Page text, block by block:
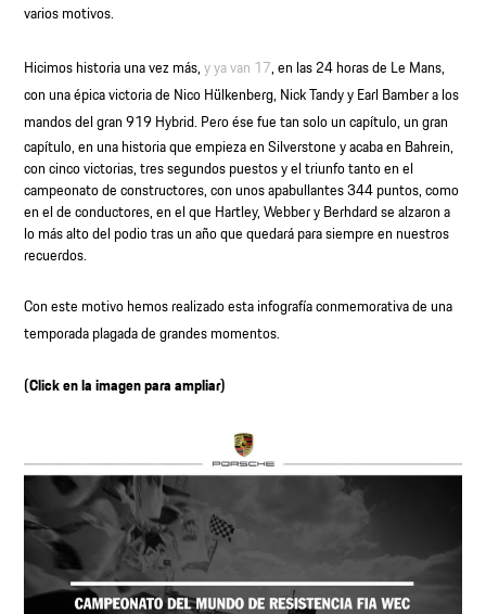
varios motivos.
Hicimos historia una vez más,y ya van 17, en las 24 horas de Le Mans,
con una épica victoria de Nico Hülkenberg, Nick Tandy y Earl Bamber a los
mandosdel gran 919 Hybrid. Pero ése fue tan solo un capítulo, un gran
capítulo, en una historia que empieza en Silverstone y acaba en Bahrein,
con cinco victorias, tres segundos puestos y el triunfo tanto en el
campeonato de constructores, con unos apabullantes 344 puntos, como
en el de conductores, en el que Hartley, Webber y Berhdard se alzaron a
lo más alto del podio tras un año que quedará para siempre en nuestros
recuerdos.
Con este motivo hemos realizado esta infografía conmemorativa de una
temporada plagada de grandes momentos.
(Click en la imagen para ampliar)